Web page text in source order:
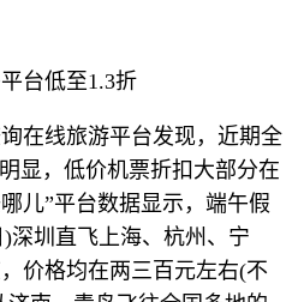
台低至1.3折
在线旅游平台发现，近期全
显，低价机票折扣大部分在
儿”平台数据显示，端午假
深圳直飞上海、杭州、宁
价格均在两三百元左右(不